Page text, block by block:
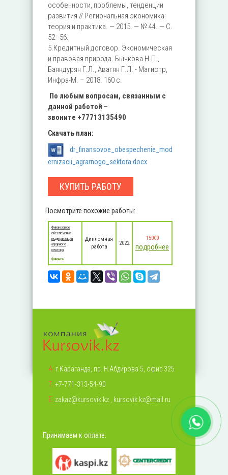
особенности, проблемы, тенденции
развития // Региональная экономика:
теория и практика. — 2015. — № 44. — С.
52–56.
5.Кредитный договор. Экономическая
и правовая природа. Бычкова Н.П.,
Баяндурян Г.Л., Авагян Г.Л. - Магистр,
Инфра-М. – 2018. 160 c.
По любым вопросам, связанным с
данной работой –
звоните +77713135490
Скачать план:
dr_finansovoe_obespechenie_mod
ernizacii_agrarnogo_sektora.docx
КУПИТЬ РАБОТУ
Посмотрите похожие работы:
Финансовое
обеспечение
модернизации
аграрного
сектора
Финансы
Дипломная
работа
2022
15000
подробнее
А: г.Караганда, пр. Н.Абдирова 5, офис 325
Т: +7-771-313-54-90
Е: zakaz@kursovik.kz , kursovik.kz@mail.ru
Принимаем к оплате: